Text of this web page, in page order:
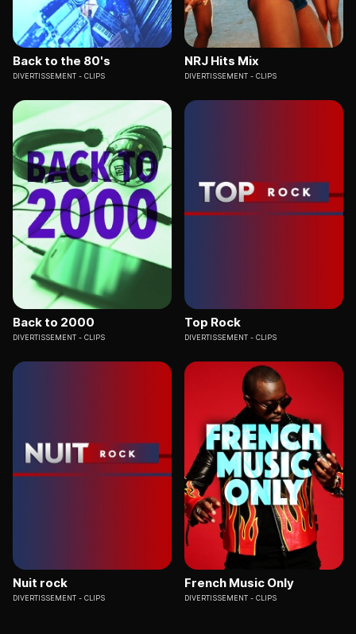
Back to the 80's
DIVERTISSEMENT CLIPS
NRJ Hits Mix
DIVERTISSEMENT CLIPS
Back to 2000
DIVERTISSEMENT CLIPS
Top Rock
DIVERTISSEMENT CLIPS
Nuit rock
DIVERTISSEMENT CLIPS
French Music Only
DIVERTISSEMENT CLIPS